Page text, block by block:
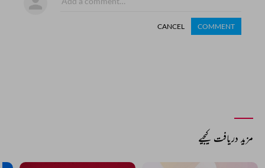
CANCEL COMMENT
مزید دریافت کیجیے